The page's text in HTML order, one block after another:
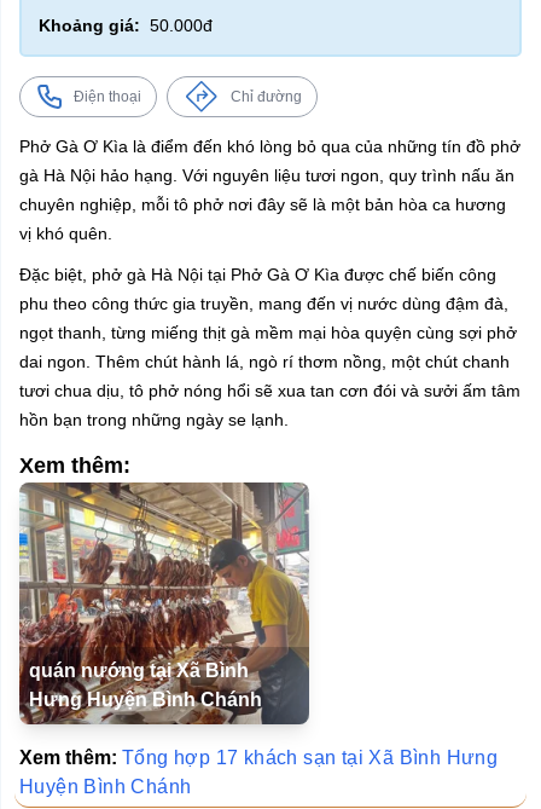
Khoảng giá: 50.000đ
Điện thoại Chỉ đường
Phở Gà Ơ Kìa là điểm đến khó lòng bỏ qua của những tín đồ phở
gà Hà Nội hảo hạng. Với nguyên liệu tươi ngon, quy trình nấu ăn
chuyên nghiệp, mỗi tô phở nơi đây sẽ là một bản hòa ca hương
vị khó quên.
Đặc biệt, phở gà Hà Nội tại Phở Gà Ơ Kìa được chế biến công
phu theo công thức gia truyền, mang đến vị nước dùng đậm đà,
ngọt thanh, từng miếng thịt gà mềm mại hòa quyện cùng sợi phở
dai ngon. Thêm chút hành lá, ngò rí thơm nồng, một chút chanh
tươi chua dịu, tô phở nóng hổi sẽ xua tan cơn đói và sưởi ấm tâm
hồn bạn trong những ngày se lạnh.
Xem thêm:
quán nướng tại Xã Bình
Hưng Huyện Bình Chánh
Xem thêm: Tổng hợp 17 khách sạn tại Xã Bình Hưng
Huyện Bình Chánh